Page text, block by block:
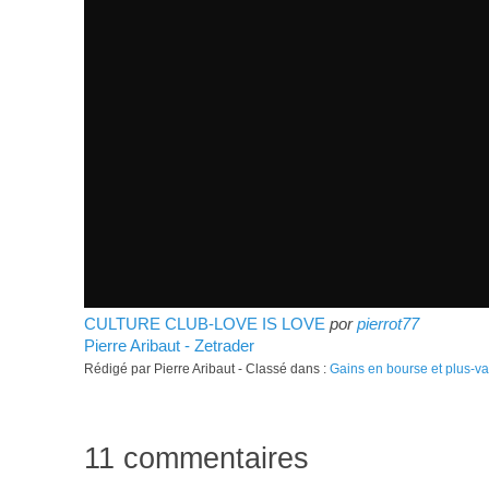
CULTURE CLUB-LOVE IS LOVE porpierrot77
Pierre Aribaut - Zetrader
Rédigé par Pierre Aribaut - Classé dans : Gains en bourse et plus-
11 commentaires